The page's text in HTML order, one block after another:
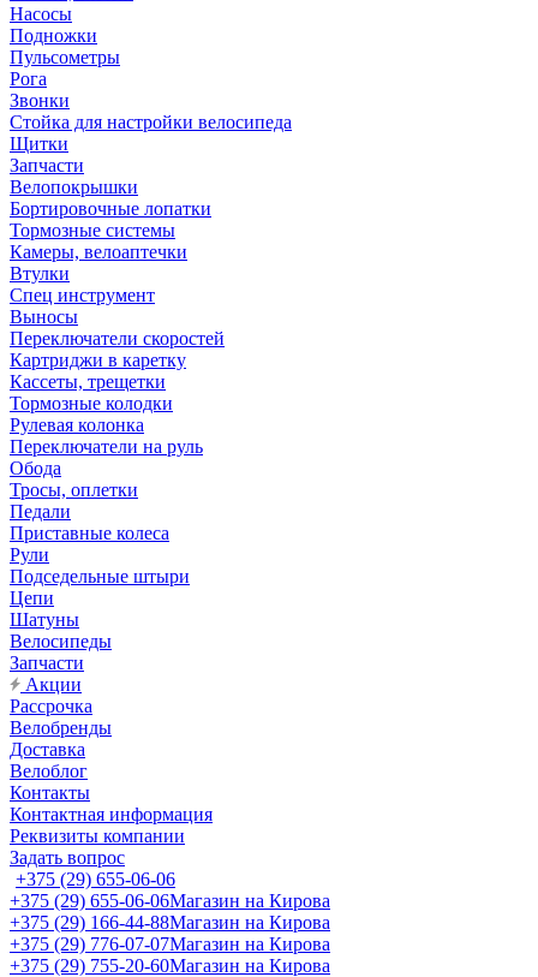
Насосы
Подножки
Пульсометры
Рога
Звонки
Стойка для настройки велосипеда
Щитки
Запчасти
Велопокрышки
Бортировочные лопатки
Тормозные системы
Камеры, велоаптечки
Втулки
Спец инструмент
Выносы
Переключатели скоростей
Картриджи в каретку
Кассеты, трещетки
Тормозные колодки
Рулевая колонка
Переключатели на руль
Обода
Тросы, оплетки
Педали
Приставные колеса
Рули
Подседельные штыри
Цепи
Шатуны
Велосипеды
Запчасти
Акции
Рассрочка
Велобренды
Доставка
Велоблог
Контакты
Контактная информация
Реквизиты компании
Задать вопрос
+375 (29) 655-06-06
+375 (29) 655-06-06Магазин на Кирова
+375 (29) 166-44-88Магазин на Кирова
+375 (29) 776-07-07Магазин на Кирова
+375 (29) 755-20-60Магазин на Кирова